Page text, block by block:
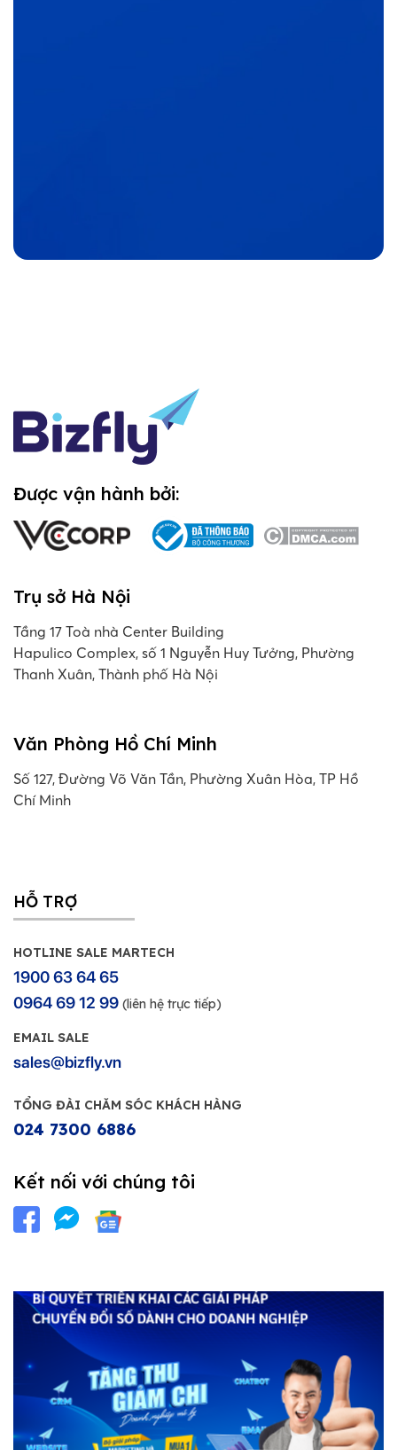
Được vận hành bởi:
Trụ sở Hà Nội
Tầng 17 Toà nhà Center Building
Hapulico Complex, số 1 Nguyễn Huy Tưởng, Phường
Thanh Xuân, Thành phố Hà Nội
Văn Phòng Hồ Chí Minh
Số 127, Đường Võ Văn Tần, Phường Xuân Hòa, TP Hồ
Chí Minh
HỖ TRỢ
HOTLINE SALE MARTECH
1900 63 64 65
0964 69 12 99 (liên hệ trực tiếp)
EMAIL SALE
sales@bizfly.vn
TỔNG ĐÀI CHĂM SÓC KHÁCH HÀNG
024 7300 6886
Kết nối với chúng tôi